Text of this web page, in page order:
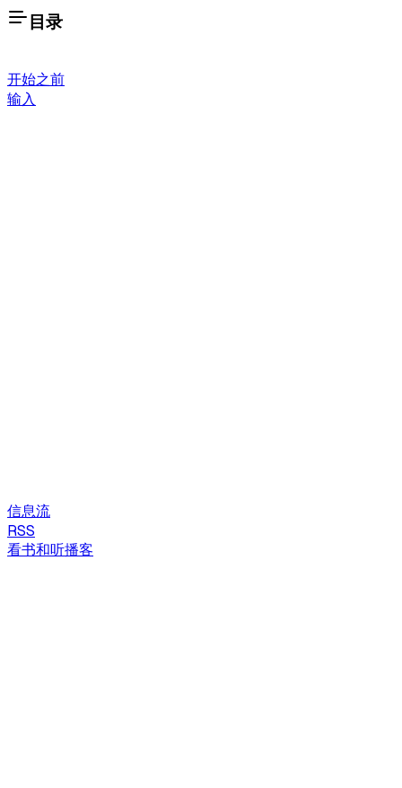
目录
开始之前
输入
信息流
RSS
看书和听播客